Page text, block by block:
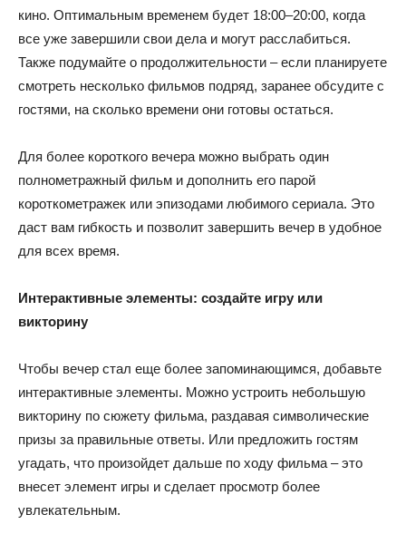
кино. Оптимальным временем будет 18:00–20:00, когда
все уже завершили свои дела и могут расслабиться.
Также подумайте о продолжительности – если планируете
смотреть несколько фильмов подряд, заранее обсудите с
гостями, на сколько времени они готовы остаться.
Для более короткого вечера можно выбрать один
полнометражный фильм и дополнить его парой
короткометражек или эпизодами любимого сериала. Это
даст вам гибкость и позволит завершить вечер в удобное
для всех время.
Интерактивные элементы: создайте игру или
викторину
Чтобы вечер стал еще более запоминающимся, добавьте
интерактивные элементы. Можно устроить небольшую
викторину по сюжету фильма, раздавая символические
призы за правильные ответы. Или предложить гостям
угадать, что произойдет дальше по ходу фильма – это
внесет элемент игры и сделает просмотр более
увлекательным.